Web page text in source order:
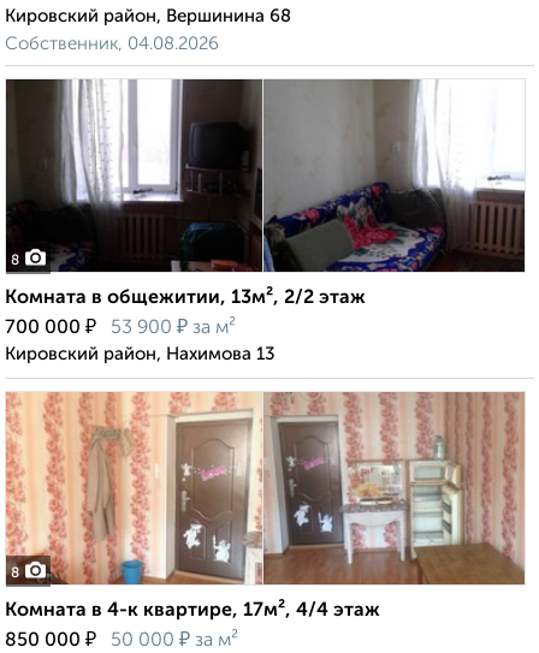
Кировский район, Вершинина 68
Собственник, 04.08.2026
8
Комната в общежитии, 13м², 2/2 этаж
700 000 ₽ 53 900 ₽ за м²
Кировский район, Нахимова 13
8
Комната в 4-к квартире, 17м², 4/4 этаж
850 000 ₽ 50 000 ₽ за м²